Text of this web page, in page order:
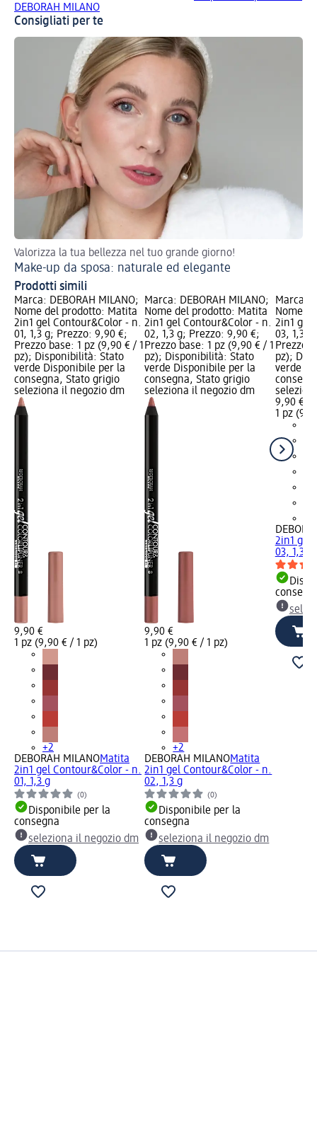
DEBORAH MILANO
Consigliati per te
Valorizza la tua bellezza nel tuo grande giorno!
Make-up da sposa: naturale ed elegante
Prodotti simili
Marca: DEBORAH MILANO;
Nome del prodotto: Matita
2in1 gel Contour&Color - n.
01, 1,3 g; Prezzo: 9,90 €;
Prezzo base: 1 pz (9,90 € / 1
pz); Disponibilità: Stato
verde Disponibile per la
consegna, Stato grigio
seleziona il negozio dm
9,90 €
1 pz (9,90 € / 1 pz)
+2
DEBORAH MILANOMatita
2in1 gel Contour&Color - n.
01, 1,3 g
(0)
Disponibile per la
consegna
seleziona il negozio dm
Marca: DEBORAH MILANO;
Nome del prodotto: Matita
2in1 gel Contour&Color - n.
02, 1,3 g; Prezzo: 9,90 €;
Prezzo base: 1 pz (9,90 € / 1
pz); Disponibilità: Stato
verde Disponibile per la
consegna, Stato grigio
seleziona il negozio dm
9,90 €
1 pz (9,90 € / 1 pz)
+2
DEBORAH MILANOMatita
2in1 gel Contour&Color - n.
02, 1,3 g
(0)
Disponibile per la
consegna
seleziona il negozio dm
Marca:
Nome
2in1 gel
03, 1,3
Prezzo
pz);
verde
9,90 €
1 pz
2in1 gel
03, 1,3 g